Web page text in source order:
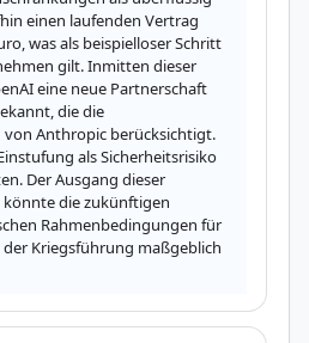
einen laufenden Vertrag
was als beispielloser Schritt
gilt. Inmitten dieser
eine neue Partnerschaft
die die
von Anthropic berücksichtigt.
als Sicherheitsrisiko
Der Ausgang dieser
die zukünftigen
Rahmenbedingungen für
der Kriegsführung maßgeblich